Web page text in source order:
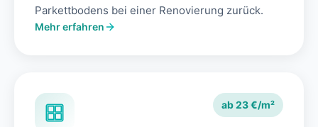
Parkettbodens bei einer Renovierung zurück.
Mehr erfahren
ab 23 €/m²